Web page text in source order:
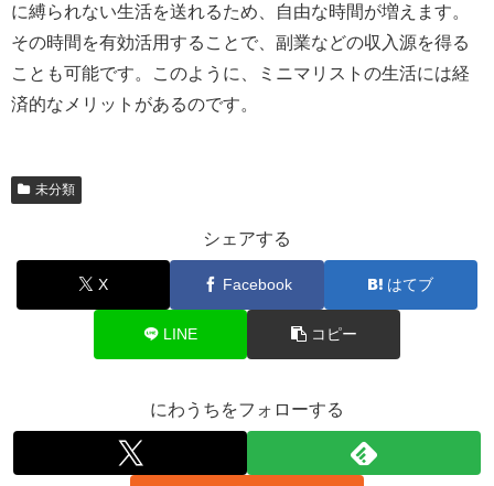
に縛られない生活を送れるため、自由な時間が増えます。
その時間を有効活用することで、副業などの収入源を得る
ことも可能です。このように、ミニマリストの生活には経
済的なメリットがあるのです。
未分類
シェアする
X Facebook はてブ
LINE コピー
にわうちをフォローする